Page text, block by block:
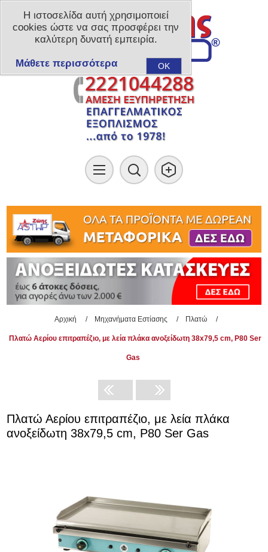
Αρχική / Μηχανήματα Εστίασης / Πλατώ /
Πλατώ Αερίου επιτραπέζιο, με λεία πλάκα ανοξείδωτη 38x79,5 cm, P80 Ser
Gas
Πλατώ Αερίου επιτραπέζιο, με λεία πλάκα
ανοξείδωτη 38x79,5 cm, P80 Ser Gas
Η ιστοσελίδα αυτή χρησιμοποιεί
cookies ώστε να σας προσφέρει την
καλύτερη δυνατή εμπειρία.
OK
Μάθετε περισσότερα